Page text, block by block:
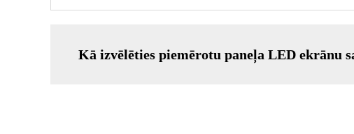
Kā izvēlēties piemērotu paneļa LED ekrānu